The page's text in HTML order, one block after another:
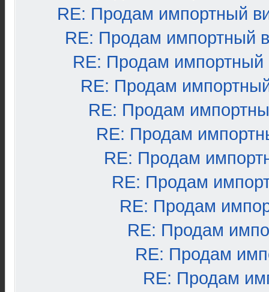
RE: Продам импортный
RE: Продам импортный
RE: Продам импортный
RE: Продам
RE: Продам
RE: Продам
RE: Продам
RE: Продам
RE: Продам
RE: Продам
RE: Продам
RE: Продам